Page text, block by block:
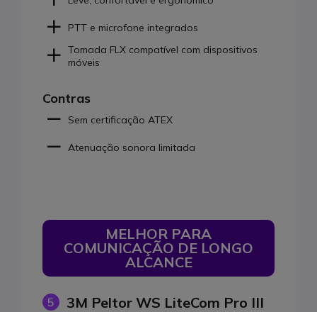
PTT e microfone integrados
Tomada FLX compatível com dispositivos
móveis
Contras
Sem certificação ATEX
Atenuação sonora limitada
MELHOR PARA
COMUNICAÇÃO DE LONGO
ALCANCE
5 3M Peltor WS LiteCom Pro III